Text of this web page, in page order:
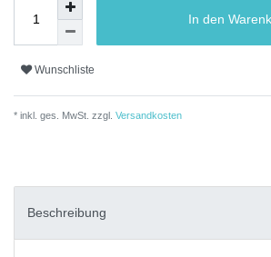
In den
Wunschliste
* inkl. ges. MwSt. zzgl. Versandkosten
Beschreibung